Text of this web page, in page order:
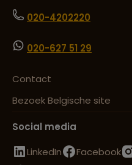
020-4202220
020-627 51 29
Contact
Bezoek Belgische site
Social media
LinkedIn
Facebook